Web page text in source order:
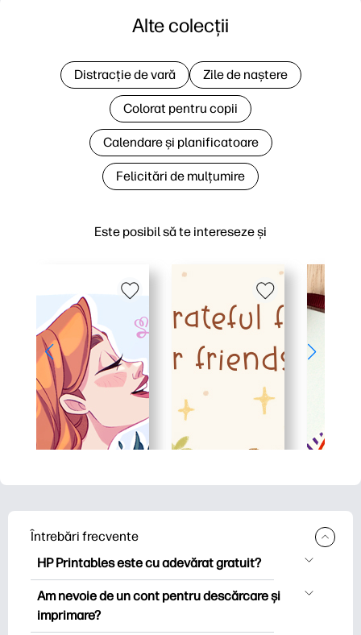
Este posibil să te intereseze și
Alte colecții
Distracție de vară Zile de naștere
Colorat pentru copii
Calendare și planificatoare
Felicitări de mulțumire
Întrebări frecvente
HP Printables este cu adevărat gratuit?
HP Printables oferă peste 2.500 de
imprimabile gratuite pentru descărcare
și imprimare. Explorați pagini de colorat
Am nevoie de un cont pentru descărcare și
imprimare?